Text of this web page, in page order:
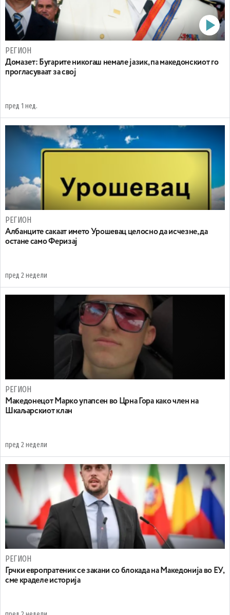
РЕГИОН
Домазет: Бугарите никогаш немале јазик, па македонскиот го
прогласуваат за свој
пред 1 нед.
РЕГИОН
Aлбанците сакаат името Урошевац целосно да исчезне, да
остане само Феризај
пред 2 недели
РЕГИОН
Maкедонецот Марко упапсен во Црна Гора како член на
Шкаљарскиот клан
пред 2 недели
РЕГИОН
Грчки европратеник се закани со блокада на Македонија во ЕУ,
сме краделе историја